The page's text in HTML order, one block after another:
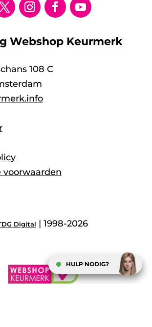
Webshop Keurmerk
108 C
voorwaarden
Digital | 1998-2026
HULP NODIG?